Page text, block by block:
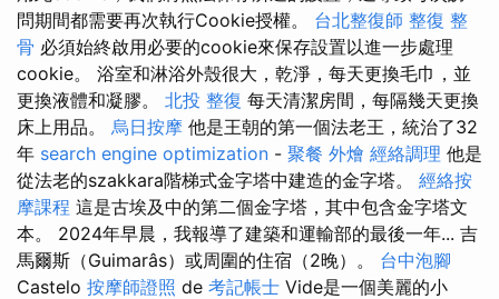
問期間都需要再次執行Cookie授權。 台北整復師 整復 整
骨 必須始終啟用必要的cookie來保存設置以進一步處理
cookie。 浴室和淋浴外殼很大，乾淨，每天更換毛巾，並
更換液體和凝膠。 北投 整復 每天清潔房間，每隔幾天更換
床上用品。 烏日按摩 他是王朝的第一個法老王，統治了32
年 search engine optimization - 聚餐 外燴 經絡調理 他是
從法老的szakkara階梯式金字塔中建造的金字塔。 經絡按
摩課程 這是古埃及中的第二個金字塔，其中包含金字塔文
本。 2024年早晨，我報導了建築和運輸部的最後一年... 吉
馬爾斯（Guimarâs）或周圍的住宿（2晚）。 台中泡腳
Castelo 按摩師證照 de 考記帳士 Vide是一個美麗的小